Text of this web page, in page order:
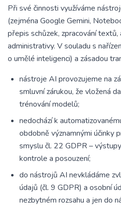
Při své činnosti využíváme
(zejména Google Gemini,
přepis schůzek, zpracování textů,
administrativy. V souladu s
o umělé inteligenci) a zásadou
nástroje AI provozujeme na
smluvní zárukou, že vložená
trénování modelů;
nedochází k
obdobně významnými účinky
smyslu čl. 22 GDPR –
kontrole a posouzení;
do nástrojů AI nevkládáme
údajů (čl. 9 GDPR) a osobní
nezbytném rozsahu a jen do